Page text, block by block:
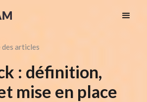
des articles
: définition,
mise en place